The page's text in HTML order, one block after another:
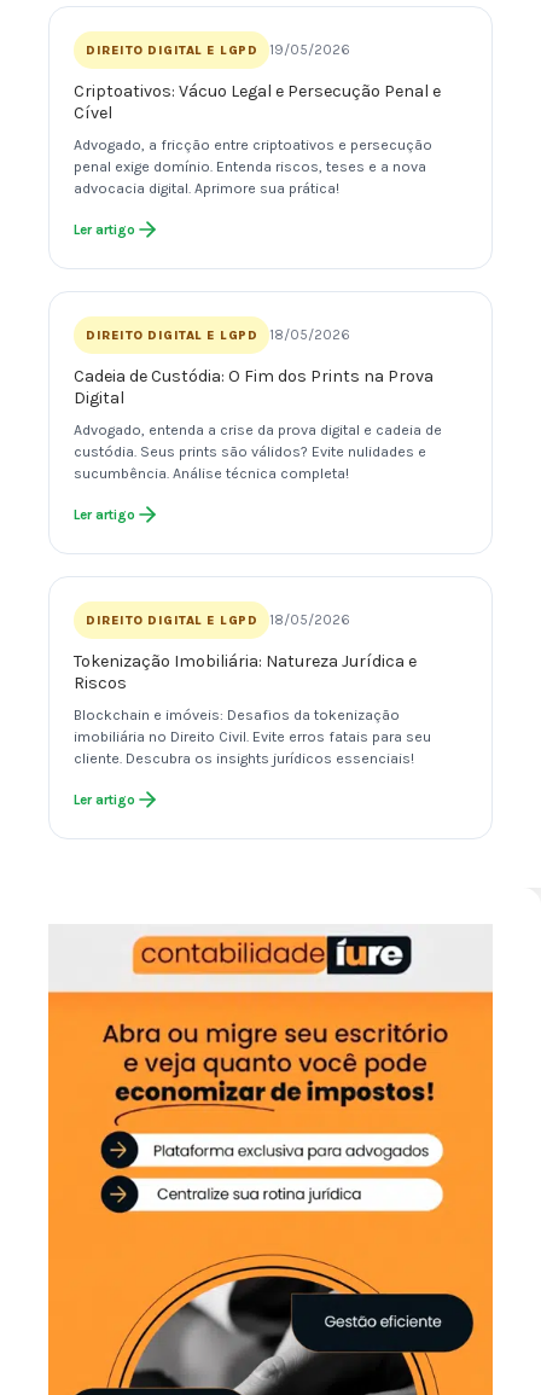
DIREITO DIGITAL E LGPD 19/05/2026
Criptoativos: Vácuo Legal e Persecução Penal e
Cível
Advogado, a fricção entre criptoativos e persecução
penal exige domínio. Entenda riscos, teses e a nova
advocacia digital. Aprimore sua prática!
Ler artigo
DIREITO DIGITAL E LGPD 18/05/2026
Cadeia de Custódia: O Fim dos Prints na Prova
Digital
Advogado, entenda a crise da prova digital e cadeia de
custódia. Seus prints são válidos? Evite nulidades e
sucumbência. Análise técnica completa!
Ler artigo
DIREITO DIGITAL E LGPD 18/05/2026
Tokenização Imobiliária: Natureza Jurídica e
Riscos
Blockchain e imóveis: Desafios da tokenização
imobiliária no Direito Civil. Evite erros fatais para seu
cliente. Descubra os insights jurídicos essenciais!
Ler artigo